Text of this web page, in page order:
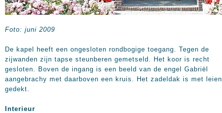
Foto: juni 2009
De kapel heeft een ongesloten rondbogige toegang. Tegen de
zijwanden zijn tapse steunberen gemetseld. Het koor is recht
gesloten. Boven de ingang is een beeld van de engel Gabriël
aangebrachy met daarboven een kruis. Het zadeldak is met leien
gedekt.
Interieur